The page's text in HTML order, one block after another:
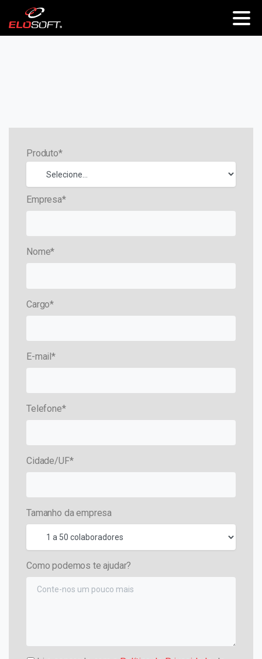
Produto*
Empresa*
Nome*
Cargo*
E-mail*
Telefone*
Cidade/UF*
Tamanho da empresa
Como podemos te ajudar?